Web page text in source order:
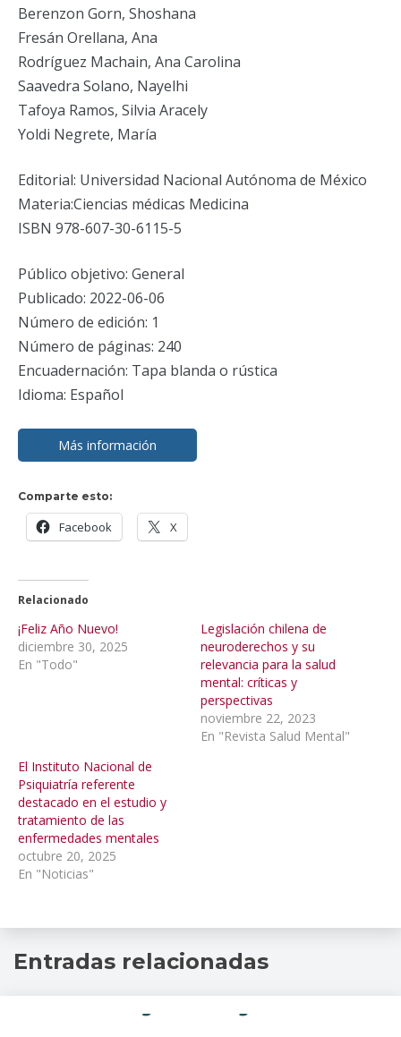
Berenzon Gorn, Shoshana
Fresán Orellana, Ana
Rodríguez Machain, Ana Carolina
Saavedra Solano, Nayelhi
Tafoya Ramos, Silvia Aracely
Yoldi Negrete, María
Editorial: Universidad Nacional Autónoma de México
Materia:Ciencias médicas Medicina
ISBN 978-607-30-6115-5
Público objetivo: General
Publicado: 2022-06-06
Número de edición: 1
Número de páginas: 240
Encuadernación: Tapa blanda o rústica
Idioma: Español
Más información
Comparte esto:
Facebook X
Relacionado
¡Feliz Año Nuevo!
diciembre 30, 2025
En "Todo"
Legislación chilena de
neuroderechos y su
relevancia para la salud
mental: críticas y
perspectivas
noviembre 22, 2023
En "Revista Salud Mental"
El Instituto Nacional de
Psiquiatría referente
destacado en el estudio y
tratamiento de las
enfermedades mentales
octubre 20, 2025
En "Noticias"
Entradas relacionadas